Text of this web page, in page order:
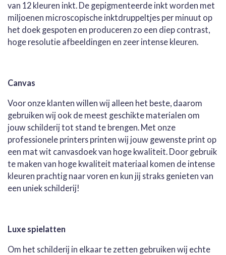
van 12 kleuren inkt. De gepigmenteerde inkt worden met
miljoenen microscopische inktdruppeltjes per minuut op
het doek gespoten en produceren zo een diep contrast,
hoge resolutie afbeeldingen en zeer intense kleuren.
Canvas
Voor onze klanten willen wij alleen het beste, daarom
gebruiken wij ook de meest geschikte materialen om
jouw schilderij tot stand te brengen. Met onze
professionele printers printen wij jouw gewenste print op
een mat wit canvasdoek van hoge kwaliteit. Door gebruik
te maken van hoge kwaliteit materiaal komen de intense
kleuren prachtig naar voren en kun jij straks genieten van
een uniek schilderij!
Luxe spielatten
Om het schilderij in elkaar te zetten gebruiken wij echte